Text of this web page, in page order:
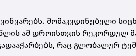
მომაკვდინებელი
ამ დროისთვის რეკორდულ
რაც გლობალურ